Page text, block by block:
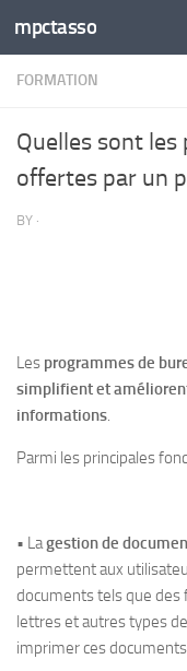
Skip to content
mpctasso
FORMATION
Quelles sont
offertes par un
BY ·
Les programmes de
simplifient et
informations.
Parmi les principales
• Lagestion de
permettent aux
documents tels que des
lettres et autres types
imprimer ces